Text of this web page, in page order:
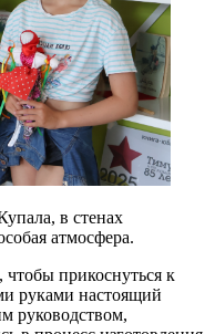
в стенах
атмосфера.
прикоснуться к
руками настоящий
руководством,